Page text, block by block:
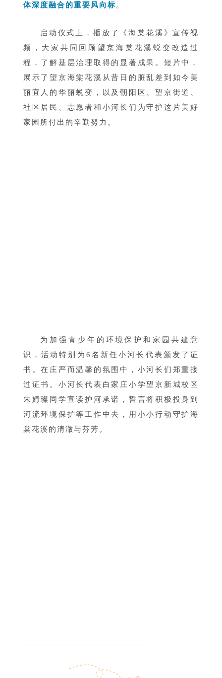
体深度融合的重要风向标。
启动仪式上，播放了《海棠花溪》宣传视
频，大家共同回顾望京海棠花溪蜕变改造过
程，了解基层治理取得的显著成果。短片中，
展示了望京海棠花溪从昔日的脏乱差到如今美
丽宜人的华丽蜕变，以及朝阳区、望京街道、
社区居民、志愿者和小河长们为守护这片美好
家园所付出的辛勤努力。
为加强青少年的环境保护和家园共建意
识，活动特别为6名新任小河长代表颁发了证
书。在庄严而温馨的氛围中，小河长们郑重接
过证书。小河长代表白家庄小学望京新城校区
朱婧璨同学宣读护河承诺，誓言将积极投身到
河流环境保护等工作中去，用小小行动守护海
棠花溪的清澈与芬芳。